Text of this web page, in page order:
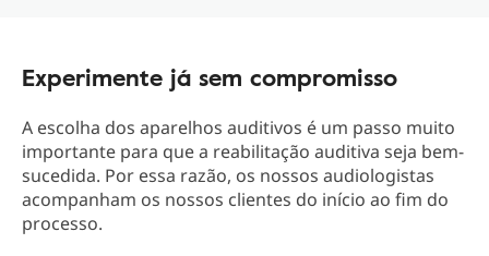
Experimente já sem compromisso
A escolha dos aparelhos auditivos é um passo muito
importante para que a reabilitação auditiva seja bem-
sucedida. Por essa razão, os nossos audiologistas
acompanham os nossos clientes do início ao fim do
processo.